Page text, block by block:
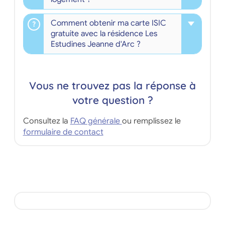
Comment obtenir ma carte ISIC
gratuite avec la résidence Les
Estudines Jeanne d'Arc ?
Vous ne trouvez pas la réponse à
votre question ?
Consultez la FAQ générale ou remplissez le
formulaire de contact